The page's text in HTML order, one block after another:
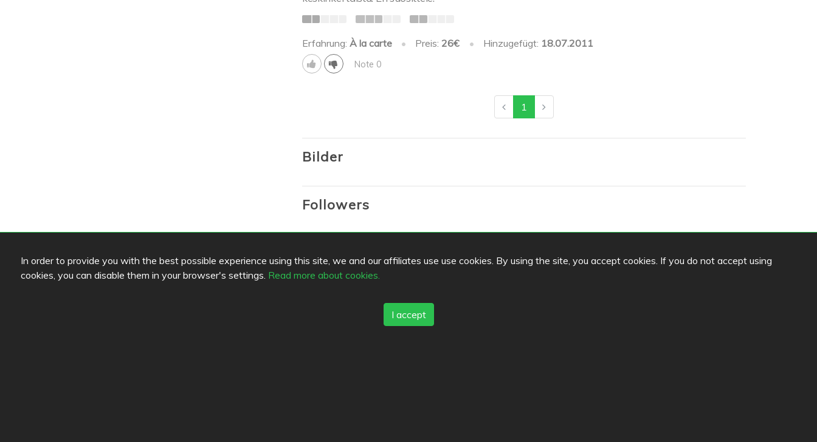
In order to provide you with the best possible experience using this site, we and our affiliates use use cookies. By using the site, you accept cookies. If you do not accept using
cookies, you can disable them in your browser's settings. Read more about cookies.
I accept
Erfahrung: À la carte • Preis: 26€ • Hinzugefügt: 18.07.2011
Note 0
1
Bilder
Followers
Bookmarks